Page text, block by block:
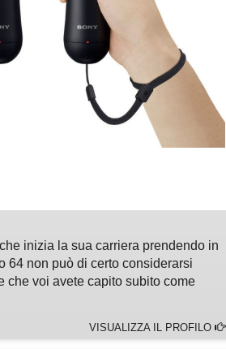
inizia la sua carriera prendendo in
64 non può di certo considerarsi
che voi avete capito subito come
VISUALIZZA IL PROFILO